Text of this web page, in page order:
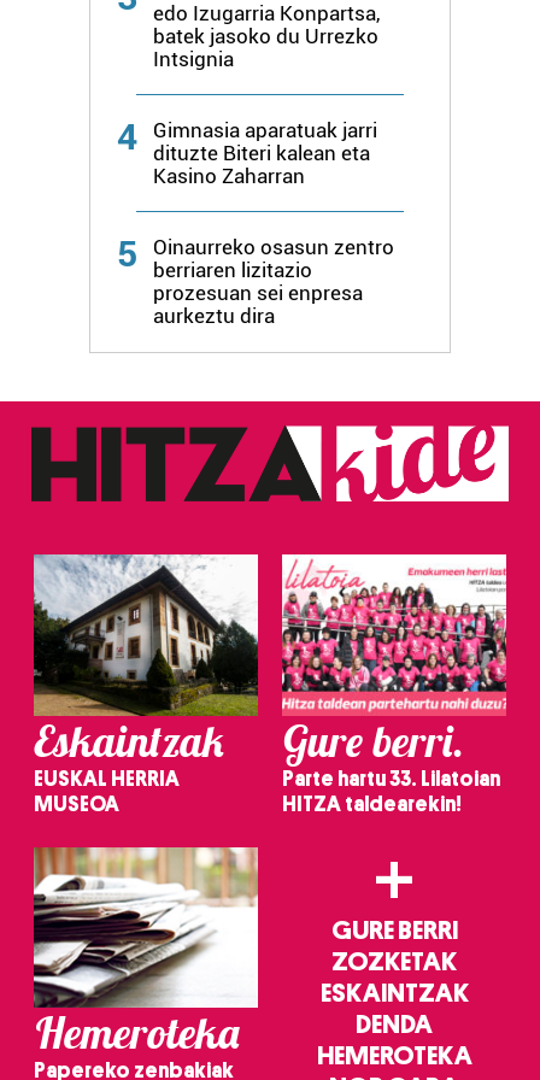
edo Izugarria Konpartsa,
batek jasoko du Urrezko
Intsignia
4
Gimnasia aparatuak jarri
dituzte Biteri kalean eta
Kasino Zaharran
5
Oinaurreko osasun zentro
berriaren lizitazio
prozesuan sei enpresa
aurkeztu dira
Eskaintzak
EUSKAL HERRIA
MUSEOA
Gure berri.
Parte hartu 33. Lilatoian
HITZA taldearekin!
Hemeroteka
Papereko zenbakiak
+
GURE BERRI
ZOZKETAK
ESKAINTZAK
DENDA
HEMEROTEKA